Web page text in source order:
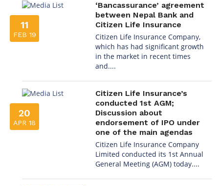
11
FEB 19
‘Bancassurance’ agreement
between Nepal Bank and
Citizen Life Insurance
Citizen Life Insurance Company,
which has had significant growth
in the market in recent times
and....
20
APR 18
Citizen Life Insurance’s
conducted 1st AGM;
Discussion about
endorsement of IPO under
one of the main agendas
Citizen Life Insurance Company
Limited conducted its 1st Annual
General Meeting (AGM) today....